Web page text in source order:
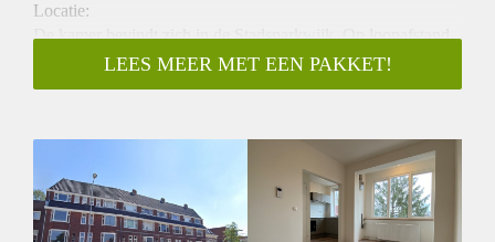
Locatie:
De kamer bevindt zich in de Stadsparkwijk. Op loopafstand
bevinden zich onder andere de supermarkt Plus en
verschillende andere voorzieningen. Het centrum van
De recent gerenoveerde studio bevindt zich op de eerste
verdieping van het pand en heeft een oppervlakte van circa
25 m². Je komt binnen in de woon/slaapkamer met open
keuken, die is voorzien van een afzuigkap,
LEES MEER MET EEN PAKKET!